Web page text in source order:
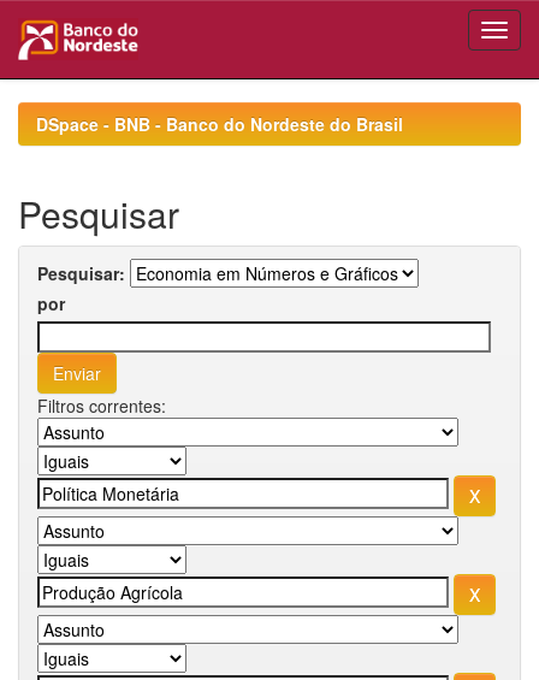
navigationDSpace - BNB - Banco do Nordeste do Brasil
Pesquisar
Pesquisar:
por
Filtros correntes: